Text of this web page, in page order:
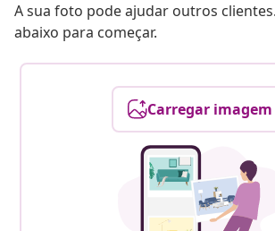
A sua foto pode ajudar outros
abaixo para começar.
Carregar imagem